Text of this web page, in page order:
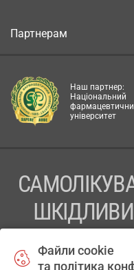
Партнерам
Наш партнер:
Національний
університет
Файли cookie
та політика